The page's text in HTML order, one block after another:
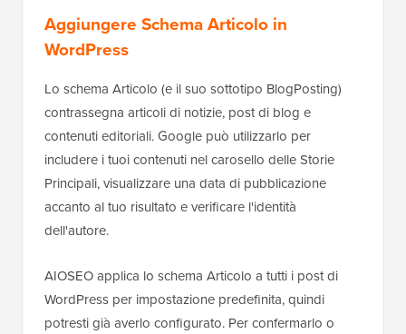
Aggiungere Schema Articolo in
WordPress
Lo schema Articolo (e il suo sottotipo BlogPosting)
contrassegna articoli di notizie, post di blog e
contenuti editoriali. Google può utilizzarlo per
includere i tuoi contenuti nel carosello delle Storie
Principali, visualizzare una data di pubblicazione
accanto al tuo risultato e verificare l'identità
dell'autore.
AIOSEO applica lo schema Articolo a tutti i post di
WordPress per impostazione predefinita, quindi
potresti già averlo configurato. Per confermarlo o